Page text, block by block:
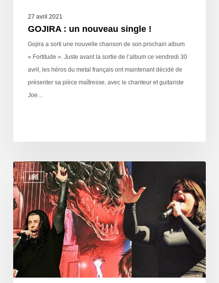
27 avril 2021
GOJIRA : un nouveau single !
Gojira a sorti une nouvelle chanson de son prochain album
« Fortitude ». Juste avant la sortie de l’album ce vendredi 30
avril, les héros du metal français ont maintenant décidé de
présenter sa pièce maîtresse, avec le chanteur et guitariste
Joe…
LIRE